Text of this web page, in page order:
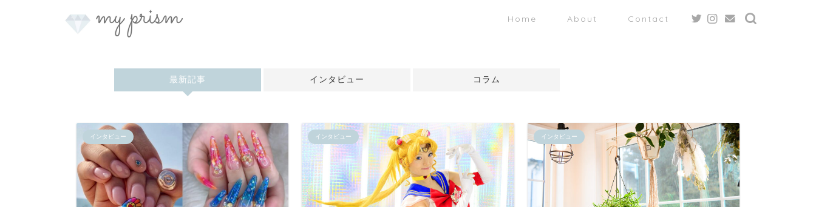
Home About Contact
最新記事 インタビュー コラム
インタビュー インタビュー インタビュー